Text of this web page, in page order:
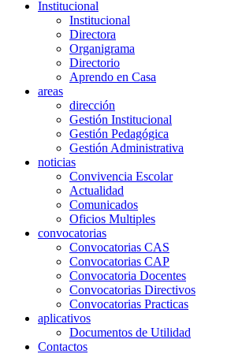
Institucional
Institucional
Directora
Organigrama
Directorio
Aprendo en Casa
areas
dirección
Gestión Institucional
Gestión Pedagógica
Gestión Administrativa
noticias
Convivencia Escolar
Actualidad
Comunicados
Oficios Multiples
convocatorias
Convocatorias CAS
Convocatorias CAP
Convocatoria Docentes
Convocatorias Directivos
Convocatorias Practicas
aplicativos
Documentos de Utilidad
Contactos